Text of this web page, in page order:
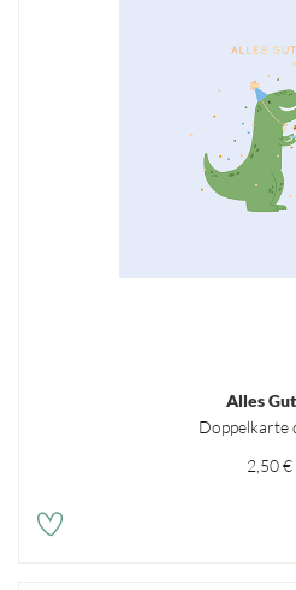
Alles
Doppelkarte
2,50 €